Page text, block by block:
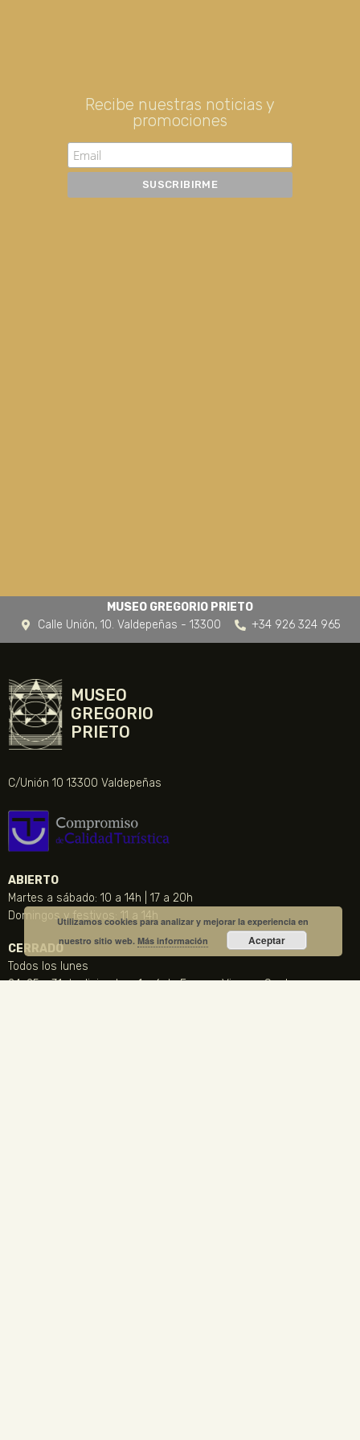
Recibe nuestras noticias y
promociones
MUSEO GREGORIO PRIETO
Calle Unión, 10. Valdepeñas - 13300
+34 926 324 965
MUSEO
GREGORIO
PRIETO
C/Unión 10 13300 Valdepeñas
ABIERTO
Martes a sábado: 10 a 14h | 17 a 20h
Domingos y festivos: 11 a 14h
CERRADO
Todos los lunes
24, 25 y 31 de diciembre, 1 y 6 de Enero y Viernes Santo
Utilizamos cookies para analizar y mejorar la experiencia en
nuestro sitio web.Más información Aceptar